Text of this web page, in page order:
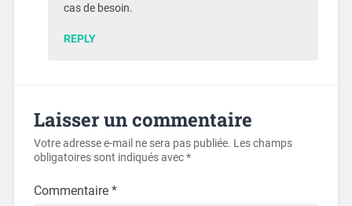
cas de besoin.
REPLY
Laisser un commentaire
Votre adresse e-mail ne sera pas publiée. Les champs
obligatoires sont indiqués avec*
Commentaire *